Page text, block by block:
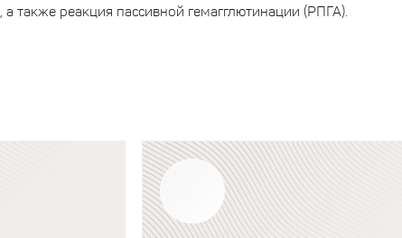
также реакция пассивной гемагглютинации (РПГА).